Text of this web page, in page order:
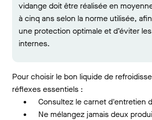
vidange doit être réalisée en
à cinq ans selon la norme utilisée,
une protection optimale et d’éviter
internes.
Pour choisir le bon liquide de
réflexes essentiels :
Consultez le carnet d'entretien
Ne mélangez jamais deux